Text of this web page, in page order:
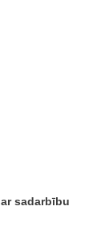
sadarbību